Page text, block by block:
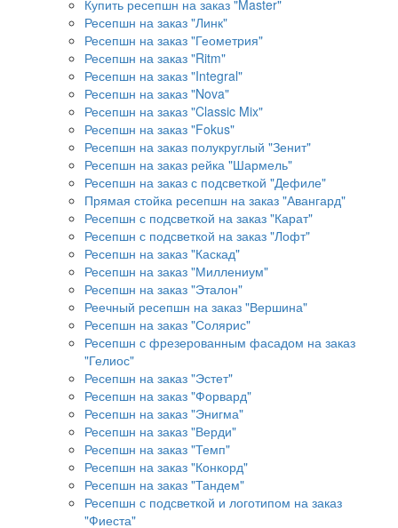
Купить ресепшн на заказ "Master"
Ресепшн на заказ "Линк"
Ресепшн на заказ "Геометрия"
Ресепшн на заказ "Ritm"
Ресепшн на заказ "Integral"
Ресепшн на заказ "Nova"
Ресепшн на заказ "Classic Mix"
Ресепшн на заказ "Fokus"
Ресепшн на заказ полукруглый "Зенит"
Ресепшн на заказ рейка "Шармель"
Ресепшн на заказ с подсветкой "Дефиле"
Прямая стойка ресепшн на заказ "Авангард"
Ресепшн с подсветкой на заказ "Карат"
Ресепшн с подсветкой на заказ "Лофт"
Ресепшн на заказ "Каскад"
Ресепшн на заказ "Миллениум"
Ресепшн на заказ "Эталон"
Реечный ресепшн на заказ "Вершина"
Ресепшн на заказ "Солярис"
Ресепшн с фрезерованным фасадом на заказ
"Гелиос"
Ресепшн на заказ "Эстет"
Ресепшн на заказ "Форвард"
Ресепшн на заказ "Энигма"
Ресепшн на заказ "Верди"
Ресепшн на заказ "Темп"
Ресепшн на заказ "Конкорд"
Ресепшн на заказ "Тандем"
Ресепшн с подсветкой и логотипом на заказ
"Фиеста"